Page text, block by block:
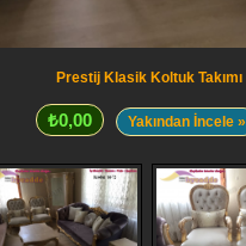
Prestij Klasik Koltuk Takımı
₺0,00 Yakından İncele »